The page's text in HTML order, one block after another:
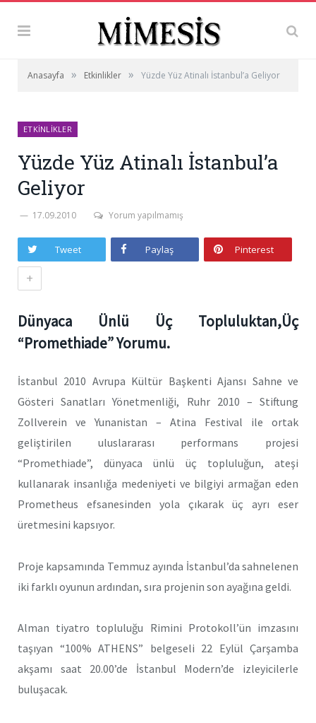
Anasayfa » Etkinlikler » Yüzde Yüz Atinalı İstanbul’a Geliyor
ETKINLIKLER
Yüzde Yüz Atinalı İstanbul’a
Geliyor
17.09.2010 Yorum yapılmamış
Tweet Paylaş Pinterest
+
Dünyaca Ünlü Üç Topluluktan,Üç
“Promethiade” Yorumu.
İstanbul 2010 Avrupa Kültür Başkenti Ajansı Sahne ve
Gösteri Sanatları Yönetmenliği, Ruhr 2010 – Stiftung
Zollverein ve Yunanistan – Atina Festival ile ortak
geliştirilen uluslararası performans projesi
“Promethiade”, dünyaca ünlü üç topluluğun, ateşi
kullanarak insanlığa medeniyeti ve bilgiyi armağan eden
Prometheus efsanesinden yola çıkarak üç ayrı eser
üretmesini kapsıyor.
Proje kapsamında Temmuz ayında İstanbul’da sahnelenen
iki farklı oyunun ardından, sıra projenin son ayağına geldi.
Alman tiyatro topluluğu Rimini Protokoll’ün imzasını
taşıyan “100% ATHENS” belgeseli 22 Eylül Çarşamba
akşamı saat 20.00’de İstanbul Modern’de izleyicilerle
buluşacak.